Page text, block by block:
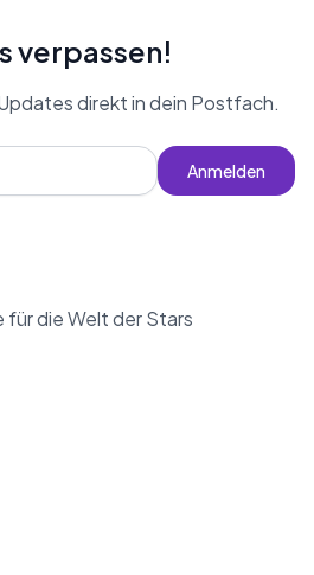
verpassen!
direkt in dein Postfach.
Anmelden
für die Welt der Stars